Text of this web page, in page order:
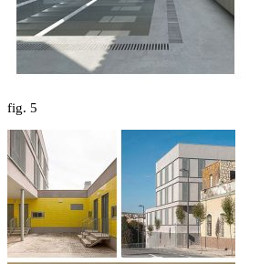
fig. 5